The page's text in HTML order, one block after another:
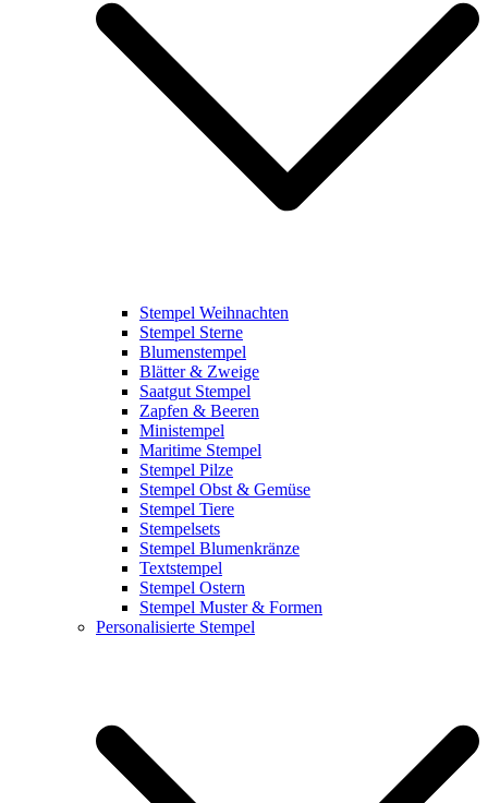
Stempel Weihnachten
Stempel Sterne
Blumenstempel
Blätter & Zweige
Saatgut Stempel
Zapfen & Beeren
Ministempel
Maritime Stempel
Stempel Pilze
Stempel Obst & Gemüse
Stempel Tiere
Stempelsets
Stempel Blumenkränze
Textstempel
Stempel Ostern
Stempel Muster & Formen
Personalisierte Stempel